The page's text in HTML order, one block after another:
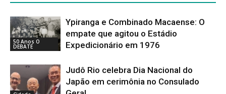
50 Anos O
DEBATE
Ypiranga e Combinado Macaense: O
empate que agitou o Estádio
Expedicionário em 1976
Judô Rio celebra Dia Nacional do
Japão em cerimônia no Consulado